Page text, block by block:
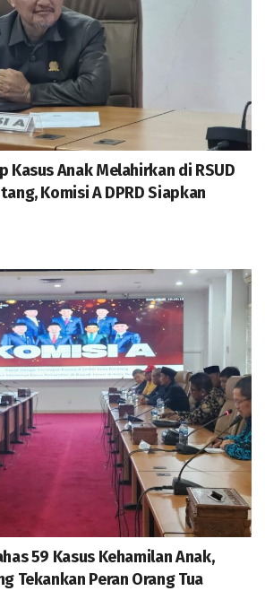
Kasus Anak Melahirkan di RSUD
Komisi A DPRD Siapkan
59 Kasus Kehamilan Anak,
Tekankan Peran Orang Tua